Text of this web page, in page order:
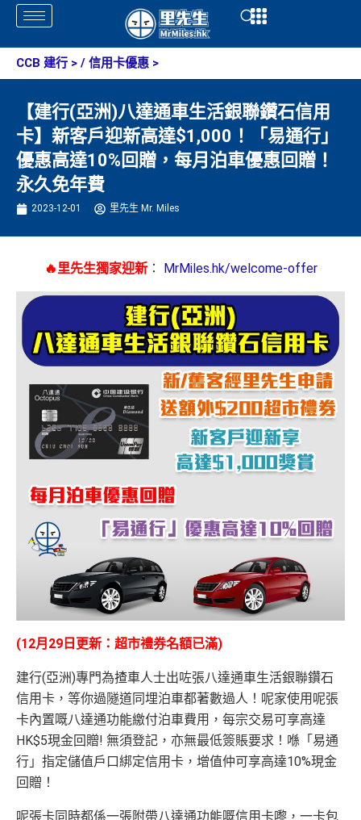
Skip
content
Open
CCB 建行 > / 信用卡優惠 >
【建行(亞洲)八達通車生活銀聯鑽石信用
卡】新客戶迎新高達$1,000！「易通行」
優惠高達10%回贈，每月泊車優惠回贈！
永久免年費
2023-12-01 里先生 Mr. Miles
🔥里先生獨家迎新： MrMiles.hk/welcome-offer
(12月29日更新：超市禮券名額已滿)
建行(亞洲)專門為揸車人士出咗張八達通車生活銀聯鑽石
信用卡，等你過隧道同埋泊車都著數過人！呢家使用呢張
卡內置嘅八達通功能繳付泊車費用，每宗交易可享高達
HK$5現金回贈! 無須登記，亦無最低簽賬要求！喺「易通
行」指定儲值戶口綁定信用卡，增值仲可享高達10%現金
回贈！
呢張卡同時都係一張附帶八達通功能嘅信用卡嚟，一卡包